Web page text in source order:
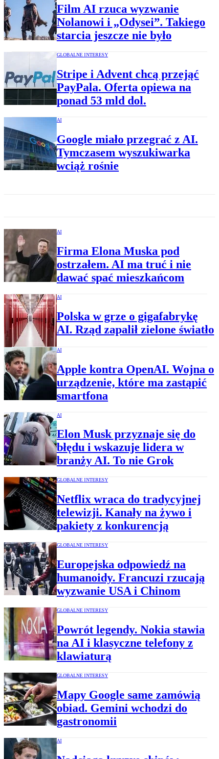
Film AI rzuca wyzwanie
Nolanowi i „Odysei”. Takiego
starcia jeszcze nie było
GLOBALNE INTERESY
Stripe i Advent chcą przejąć
PayPala. Oferta opiewa na
ponad 53 mld dol.
AI
Google miało przegrać z AI.
Tymczasem wyszukiwarka
wciąż rośnie
AI
Firma Elona Muska pod
ostrzałem. AI ma truć i nie
dawać spać mieszkańcom
AI
Polska w grze o gigafabrykę
AI. Rząd zapalił zielone światło
AI
Apple kontra OpenAI. Wojna o
urządzenie, które ma zastąpić
smartfona
AI
Elon Musk przyznaje się do
błędu i wskazuje lidera w
branży AI. To nie Grok
GLOBALNE INTERESY
Netflix wraca do tradycyjnej
telewizji. Kanały na żywo i
pakiety z konkurencją
GLOBALNE INTERESY
Europejska odpowiedź na
humanoidy. Francuzi rzucają
wyzwanie USA i Chinom
GLOBALNE INTERESY
Powrót legendy. Nokia stawia
na AI i klasyczne telefony z
klawiaturą
GLOBALNE INTERESY
Mapy Google same zamówią
obiad. Gemini wchodzi do
gastronomii
AI